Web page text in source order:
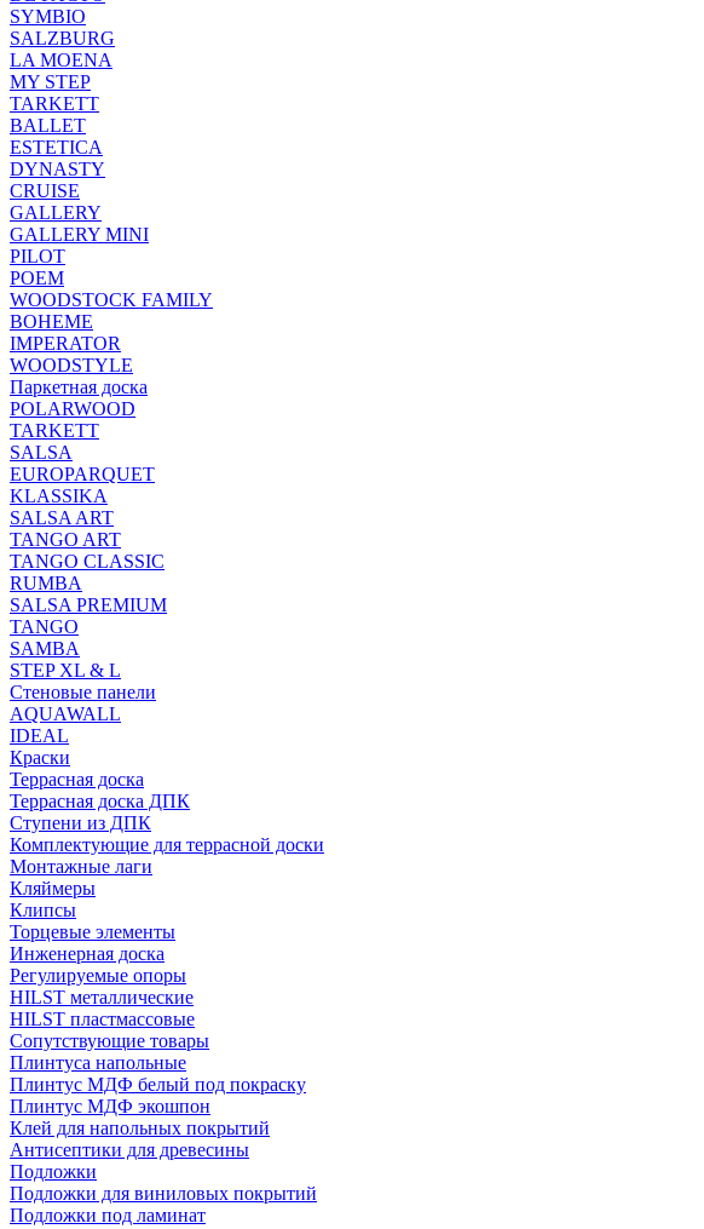
SYMBIO
SALZBURG
LA MOENA
MY STEP
TARKETT
BALLET
ESTETICA
DYNASTY
CRUISE
GALLERY
GALLERY MINI
PILOT
POEM
WOODSTOCK FAMILY
BOHEME
IMPERATOR
WOODSTYLE
Паркетная доска
POLARWOOD
TARKETT
SALSA
EUROPARQUET
KLASSIKA
SALSA ART
TANGO ART
TANGO CLASSIC
RUMBA
SALSA PREMIUM
TANGO
SAMBA
STEP XL & L
Стеновые панели
AQUAWALL
IDEAL
Краски
Террасная доска
Террасная доска ДПК
Ступени из ДПК
Комплектующие для террасной доски
Монтажные лаги
Кляймеры
Клипсы
Торцевые элементы
Инженерная доска
Регулируемые опоры
HILST металлические
HILST пластмассовые
Сопутствующие товары
Плинтуса напольные
Плинтус МДФ белый под покраску
Плинтус МДФ экошпон
Клей для напольных покрытий
Антисептики для древесины
Подложки
Подложки для виниловых покрытий
Подложки под ламинат